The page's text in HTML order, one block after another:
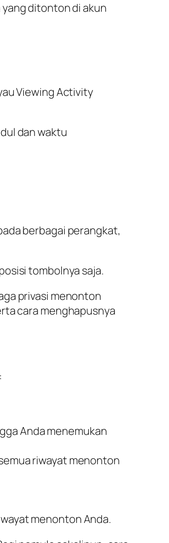
ditonton di akun
Viewing Activity
dan waktu
berbagai perangkat,
tombolnya saja.
privasi menonton
cara menghapusnya
Anda menemukan
riwayat menonton
menonton Anda.